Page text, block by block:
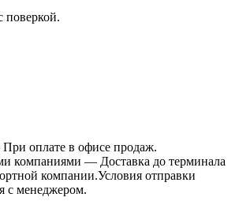
поверкой.
При оплате в офисе продаж.
компаниями — Доставка до терминала
компании.Условия отправки
с менеджером.